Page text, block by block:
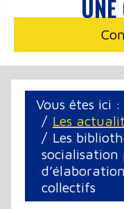
Vous êtes ici :
Les
Les
socialisation
collectifs